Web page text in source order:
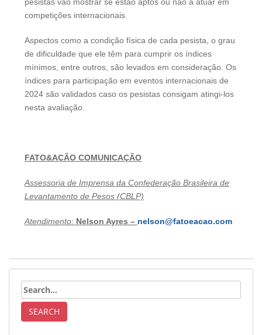
competições internacionais.
Aspectos como a condição física de cada pesista, o grau
de dificuldade que ele têm para cumprir os índices
mínimos, entre outros, são levados em consideração. Os
índices para participação em eventos internacionais de
2024 são validados caso os pesistas consigam atingi-los
nesta avaliação.
FATO&AÇÃO COMUNICAÇÃO
Assessoria de Imprensa da Confederação Brasileira de
Levantamento de Pesos (CBLP)
Atendimento: Nelson Ayres – nelson@fatoeacao.com